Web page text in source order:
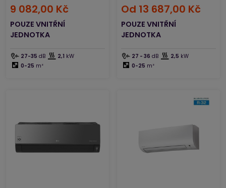
9 082,00 Kč
POUZE VNITŘNÍ
JEDNOTKA
27-35 dB 2,1 kW
0-25 m²
Od 13 687,00 Kč
POUZE VNITŘNÍ
JEDNOTKA
27 - 36 dB 2,5 kW
0-25 m²